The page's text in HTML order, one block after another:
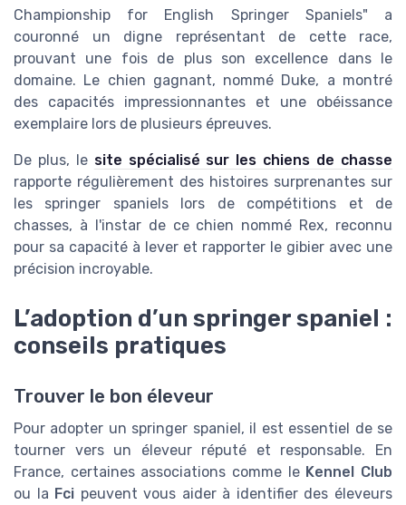
Championship for English Springer Spaniels" a
couronné un digne représentant de cette race,
prouvant une fois de plus son excellence dans le
domaine. Le chien gagnant, nommé Duke, a montré
des capacités impressionnantes et une obéissance
exemplaire lors de plusieurs épreuves.
De plus, le site spécialisé sur les chiens de chasse
rapporte régulièrement des histoires surprenantes sur
les springer spaniels lors de compétitions et de
chasses, à l'instar de ce chien nommé Rex, reconnu
pour sa capacité à lever et rapporter le gibier avec une
précision incroyable.
L’adoption d’un springer spaniel :
conseils pratiques
Trouver le bon éleveur
Pour adopter un springer spaniel, il est essentiel de se
tourner vers un éleveur réputé et responsable. En
France, certaines associations comme le Kennel Club
ou la Fci peuvent vous aider à identifier des éleveurs